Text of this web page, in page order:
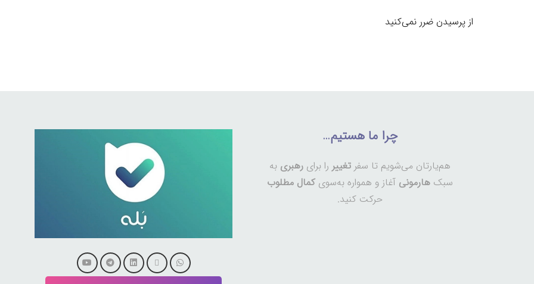
از پرسیدن ضرر نمی‌کنید
چرا ما هستیم…
هم‌یارتان می‌شویم تا سفر تغییر را برای رهبری به
سبک هارمونی آغاز و همواره به‌سوی کمال مطلوب
حرکت کنید.